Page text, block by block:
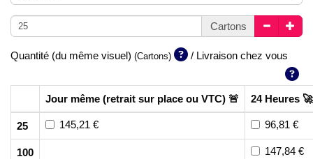
Cartons
Quantité (du même visuel) (Cartons) / Livraison chez vous
Jour même (retrait sur place ou VTC) 🚨 24 Heures 🚀
25 145,21 € 96,81 €
100 147,84 €